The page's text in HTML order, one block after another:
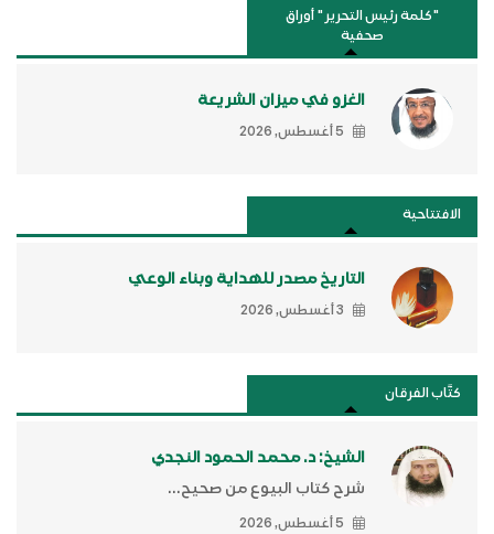
"كلمة رئيس التحرير " أوراق
صحفية
الغزو في ميزان الشريعة
5 أغسطس, 2026
الافتتاحية
التاريخ مصدر للهداية وبناء الوعي
3 أغسطس, 2026
كتَّاب الفرقان
الشيخ: د. محمد الحمود النجدي
شرح كتاب البيوع من صحيح...
5 أغسطس, 2026